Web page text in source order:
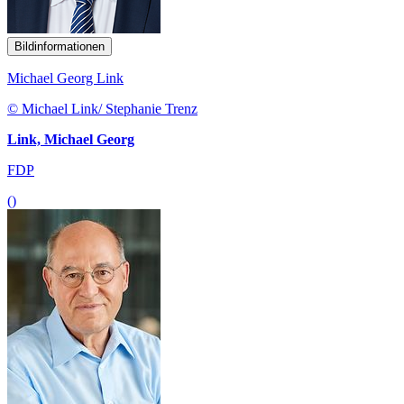
Bildinformationen
Michael Georg Link
© Michael Link/ Stephanie Trenz
Link, Michael Georg
FDP
()